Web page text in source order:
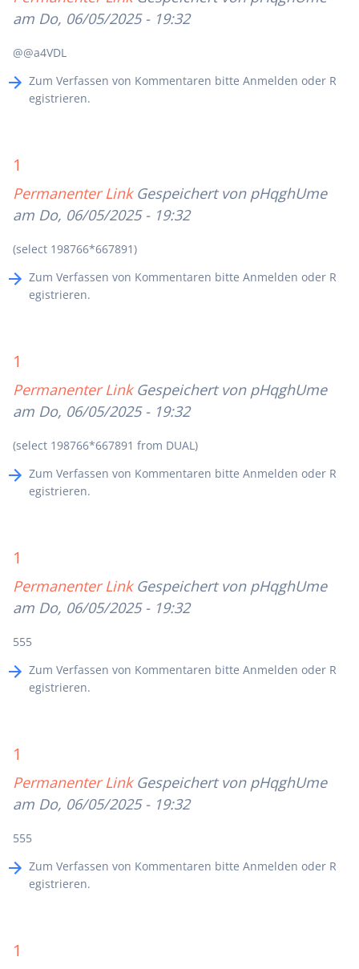
am Do, 06/05/2025 - 19:32
@@a4VDL
Zum Verfassen von Kommentaren bitte Anmelden oder R
egistrieren.
1
Permanenter Link Gespeichert von pHqghUme
am Do, 06/05/2025 - 19:32
(select 198766*667891)
Zum Verfassen von Kommentaren bitte Anmelden oder R
egistrieren.
1
Permanenter Link Gespeichert von pHqghUme
am Do, 06/05/2025 - 19:32
(select 198766*667891 from DUAL)
Zum Verfassen von Kommentaren bitte Anmelden oder R
egistrieren.
1
Permanenter Link Gespeichert von pHqghUme
am Do, 06/05/2025 - 19:32
555
Zum Verfassen von Kommentaren bitte Anmelden oder R
egistrieren.
1
Permanenter Link Gespeichert von pHqghUme
am Do, 06/05/2025 - 19:32
555
Zum Verfassen von Kommentaren bitte Anmelden oder R
egistrieren.
1